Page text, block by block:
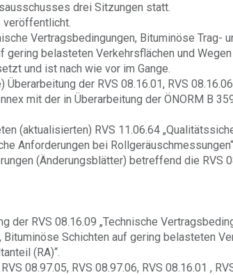
drei Sitzungen statt.
veröffentlicht.
Vertragsbedingungen, Bituminöse Trag-
gering belasteten Verkehrsflächen und
und ist nach wie vor im Gange.
der RVS 08.16.01, RVS
mit der in Überarbeitung der ÖNORM B
(aktualisierten) RVS 11.06.64
Anforderungen bei
(Änderungsblätter) betreffend die RVS
der RVS 08.16.09 „Technische
Schichten auf gering belasteten
(RA)“.
08.97.05, RVS 08.97.06, RVS 08.16.01 ,